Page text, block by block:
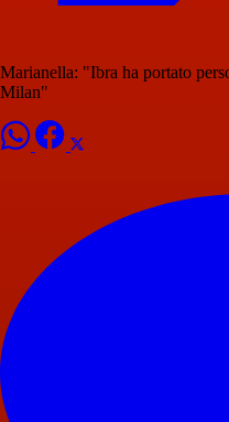
Marianella: "Ibra ha portato
Milan"